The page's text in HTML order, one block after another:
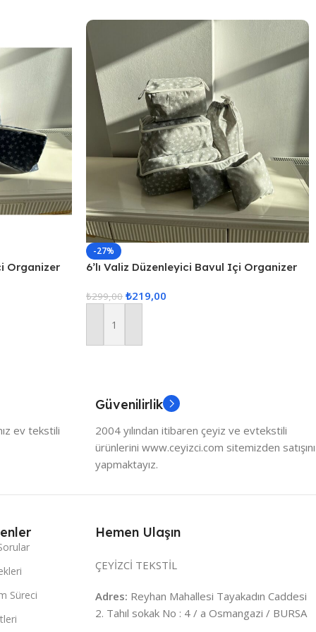
Organizer
-27%
6’lı Valiz Düzenleyici Bavul Içi Organizer
₺299,00 ₺219,00
Sepete Ekle
ev tekstili
Güvenilirlik
2004 yılından itibaren çeyiz ve evtekstili
ürünlerini www.ceyizci.com sitemizden satışını
yapmaktayız.
Süreci
Hemen Ulaşın
ÇEYİZCİ TEKSTİL
Adres: Reyhan Mahallesi Tayakadın Caddesi
2. Tahıl sokak No : 4 / a Osmangazi / BURSA